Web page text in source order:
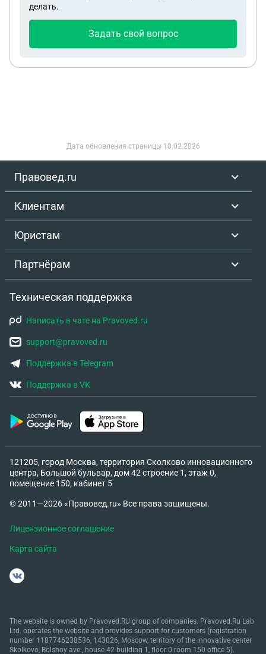
делать.
Задать свой вопрос
Дата обновления страницы 18.02.2026
Правовед.ru
Клиентам
Юристам
Партнёрам
Техническая поддержка
Написать в чате на Pravoved.ru
support@pravoved.ru
Поддержка в Telegram
Поддержка в VK
121205, город Москва, территория Сколково инновационного
центра, Большой бульвар, дом 42 строение 1, этаж 0,
помещение 150, кабинет 5
© 2011—2026 «Правовед.ru» Все права защищены.
Лицензионное соглашение
Карта сайта
The website is owned by Pravoved.RU group of companies. Pravoved.Ru Lab
Ltd. operates the website and provides support for customers (registration
number 1187746238536, 143026, Moscow, territory of the innovative center
Skolkovo, Bolshoy ave., house 42 building 1, floor 0 room 150 office 5).